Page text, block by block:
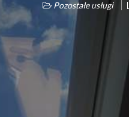
Pozostałe usługi